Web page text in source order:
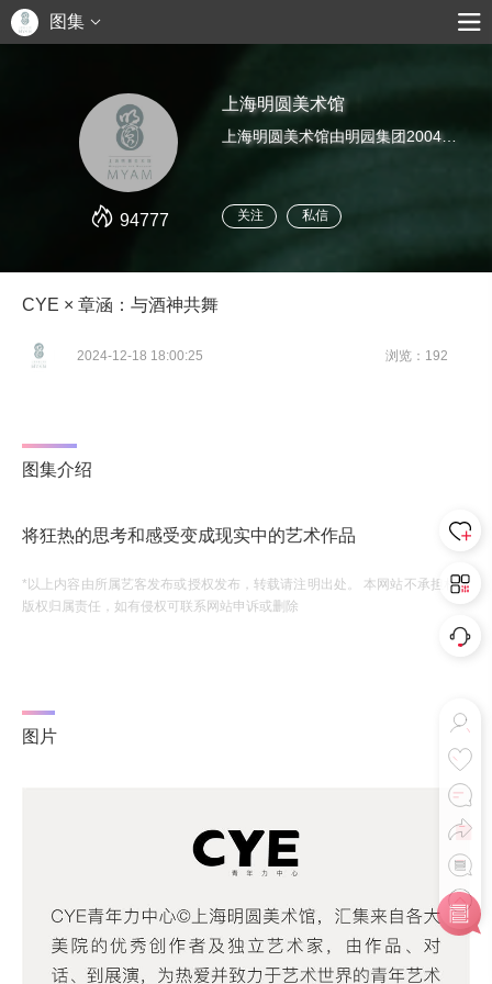
图集
94777
上海明圆美术馆
上海明圆美术馆由明园集团2004年投资创办。美术馆致力于中国当代艺术的研究与推广，发掘、培养优秀的艺术家，并为其发展提供良好的平台。这里是上海明圆美术馆官方公众号，关于美术馆的一切最新消息可以从这里获得。
关注 私信
CYE × 章涵：与酒神共舞
2024-12-18 18:00:25 浏览：192
图集介绍
将狂热的思考和感受变成现实中的艺术作品
*以上内容由所属艺客发布或授权发布，转载请注明出处。 本网站不承担相应
版权归属责任，如有侵权可联系网站申诉或删除
图片